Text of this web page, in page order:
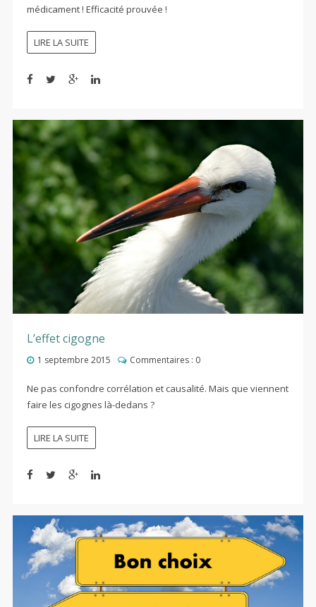
médicament ! Efficacité prouvée !
LIRE LA SUITE
L’effet cigogne
1 septembre 2015 Commentaires : 0
Ne pas confondre corrélation et causalité. Mais que viennent
faire les cigognes là-dedans ?
LIRE LA SUITE